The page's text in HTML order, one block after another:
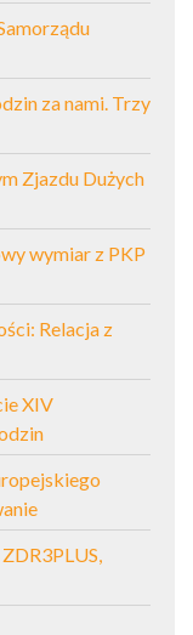
za nami. Trzy
Zjazdu Dużych
wymiar z PKP
Relacja z
XIV